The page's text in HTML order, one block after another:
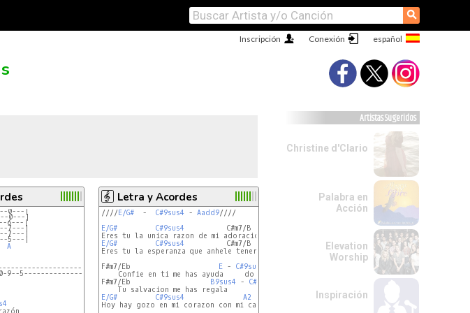
⚲
Conexión
Inscripción
final
0---|
0---|
6---|
7---|
7---|
5---|
A
|
9--5----------------------------- |x2
Letra y Acordes
////E/G#
  -
C#9sus4 - Aadd9////
E/G#
C#9sus4
          C#m7/B
E/G#
C#9sus4
          C#m7/B
Eres tu la esperanza que anhele tener oh Jesus
F#m7/Eb E - C#9sus4
    Confie en ti me has ayuda     do
F#m7/Eb B9sus4 - C#9sus4
E/G#
C#9sus4 A2
(omit3)
Hoy hay gozo en mi corazon con mi canto te alabare
Artistas Sugeridos
Christine d'Clario
Palabra en
Acción
Elevation
Worship
Inspiración